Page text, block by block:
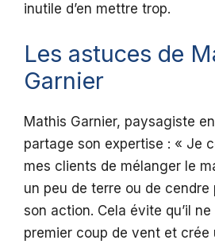
inutile d’en mettre trop.
Les astuces de
Garnier
Mathis Garnier, paysagiste
partage son expertise : « Je
mes clients de mélanger le
un peu de terre ou de cendre
son action. Cela évite qu’il ne
premier coup de vent et crée